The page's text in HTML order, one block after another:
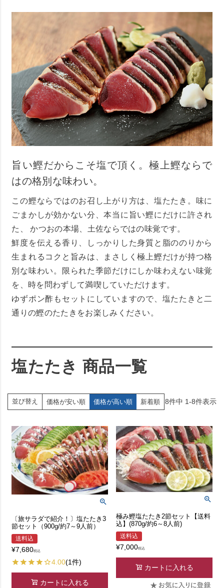
旨い鰹だからこそ塩で頂く。極上鰹ならで
はの格別な味わい。
この鰹ならではのお召し上がり方は、塩たたき。味に
ごまかしが効かない分、本当に旨い鰹にだけに許され
た、 かつおの本場、土佐ならではの味覚です。
鮮度を伝える香り、しっかりした身質と脂ののりから
生まれるコクと旨みは、まさしく極上鰹だけが持つ格
別な味わい。限られた季節だけにしか味わえない味覚
を、時を問わずして満喫していただけます。
ゆずポン酢もセットにしていますので、塩たたきと二
通りの鰹のたたきをお楽しみください。
塩たたき 商品一覧
並び替え 価格が安い順 価格が高い順 新着順 8件中 1-8件表示
〔旅サラダで紹介！〕塩たたき3
節セット（900g/約7～9人前）
送料込
¥7,680税込
4.00(1件)
カートに入れる
極み鰹塩たたき2節セット【送料
込】(870g/約6～8人前)
送料込
¥7,000税込
カートに入れる